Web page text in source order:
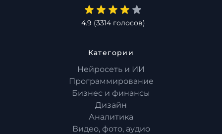
4.9 (3314голосов)
Категории
Нейросеть и ИИ
Программирование
Бизнес и финансы
Дизайн
Аналитика
Видео, фото, аудио